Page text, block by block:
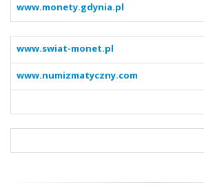
www.monety.gdynia.pl
www.swiat-monet.pl
www.numizmatyczny.com